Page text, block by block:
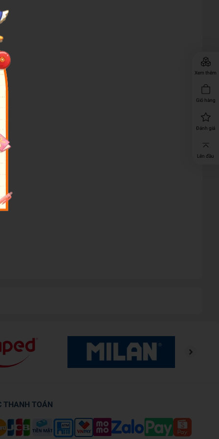
Xem thêm
Giỏ hàng
Đánh giá
Lên đầu
THANH TOÁN